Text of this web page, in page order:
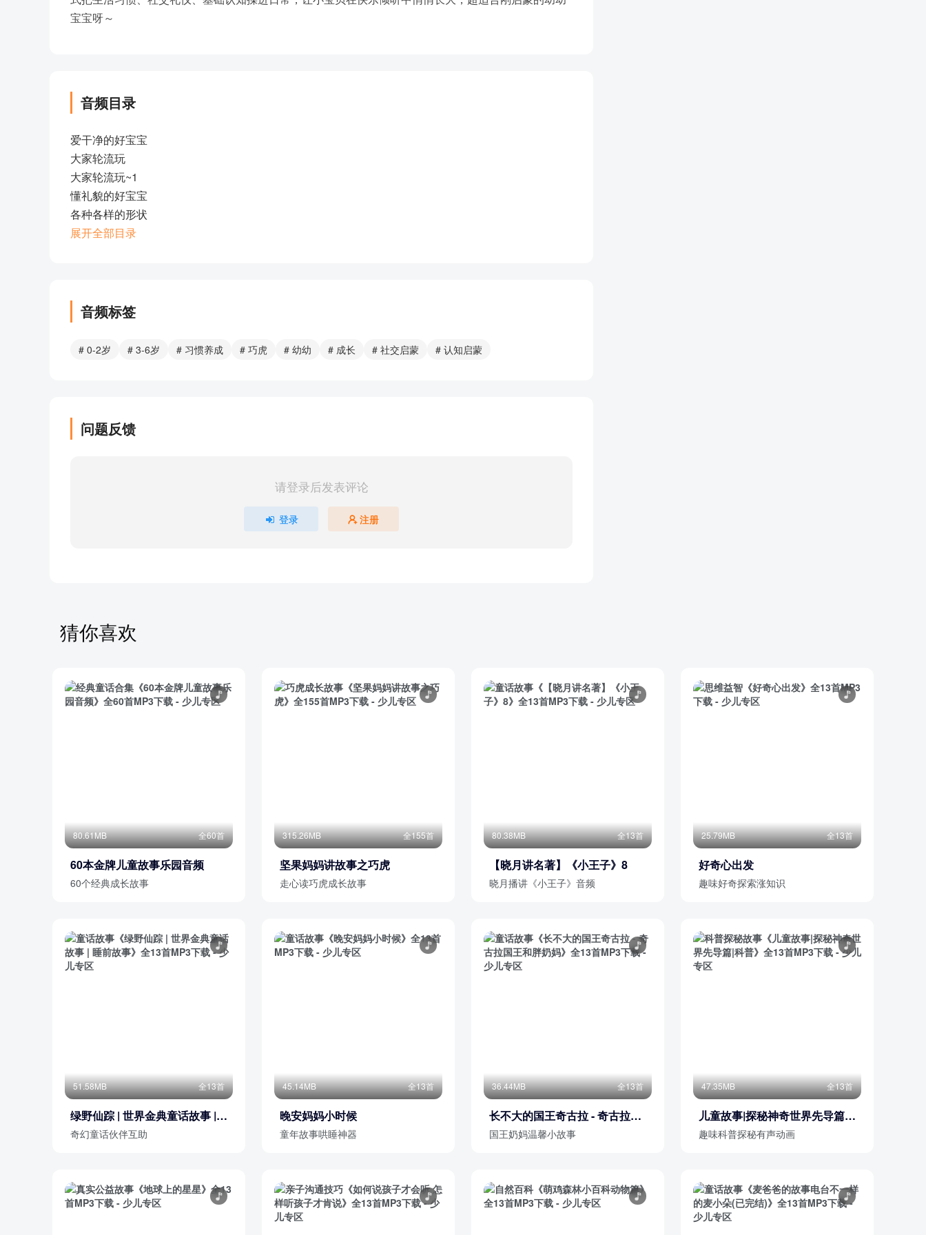
宝宝呀～
音频目录
爱干净的好宝宝
大家轮流玩
大家轮流玩~1
懂礼貌的好宝宝
各种各样的形状
拉钩钩守约定
我是小帮手
我要上幼儿园啦
一起玩真开心
展开全部目录
音频标签
# 0-2岁 # 3-6岁 # 习惯养成 # 巧虎 # 幼幼 # 成长 # 社交启蒙 # 认知启蒙
问题反馈
请登录后发表评论
登录 注册
猜你喜欢
80.61MB 全60首
60本金牌儿童故事乐园音频
60个经典成长故事
315.26MB 全155首
坚果妈妈讲故事之巧虎
走心读巧虎成长故事
80.38MB 全13首
【晓月讲名著】《小王子》8
晓月播讲《小王子》音频
25.79MB 全13首
好奇心出发
趣味好奇探索涨知识
51.58MB 全13首
绿野仙踪 | 世界金典童话故事 |
睡前故事
奇幻童话伙伴互助
45.14MB 全13首
晚安妈妈小时候
童年故事哄睡神器
36.44MB 全13首
长不大的国王奇古拉 - 奇古拉国
王和胖奶妈
国王奶妈温馨小故事
47.35MB 全13首
儿童故事|探秘神奇世界先导篇|
科普
趣味科普探秘有声动画